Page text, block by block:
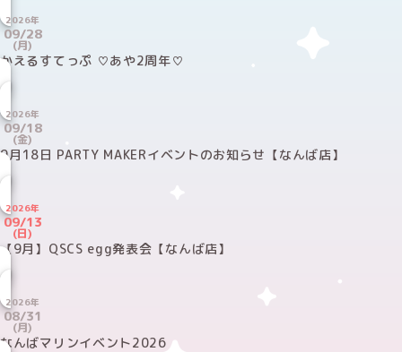
2026年
09/28
(月)
かえるすてっぷ ♡あや2周年♡
2026年
09/18
(金)
9月18日 PARTY MAKERイベントのお知らせ【なんば店】
2026年
09/13
(日)
【9月】QSCS egg発表会【なんば店】
2026年
08/31
(月)
なんばマリンイベント2026